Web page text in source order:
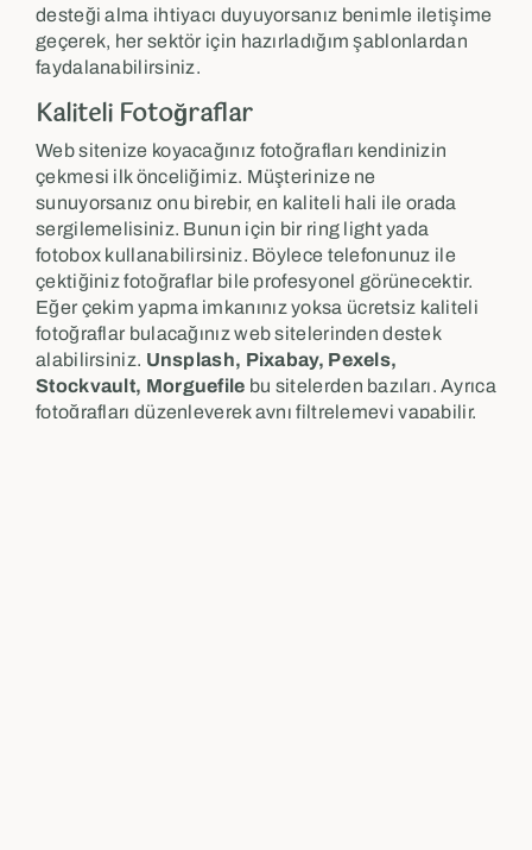
desteği alma ihtiyacı duyuyorsanız benimle iletişime
geçerek, her sektör için hazırladığım şablonlardan
faydalanabilirsiniz.
Kaliteli Fotoğraflar
Web sitenize koyacağınız fotoğrafları kendinizin
çekmesi ilk önceliğimiz. Müşterinize ne
sunuyorsanız onu birebir, en kaliteli hali ile orada
sergilemelisiniz. Bunun için bir ring light yada
fotobox kullanabilirsiniz. Böylece telefonunuz ile
çektiğiniz fotoğraflar bile profesyonel görünecektir.
Eğer çekim yapma imkanınız yoksa ücretsiz kaliteli
fotoğraflar bulacağınız web sitelerinden destek
alabilirsiniz. Unsplash, Pixabay, Pexels,
Stockvault, Morguefile bu sitelerden bazıları. Ayrıca
fotoğrafları düzenleyerek aynı filtrelemeyi yapabilir,